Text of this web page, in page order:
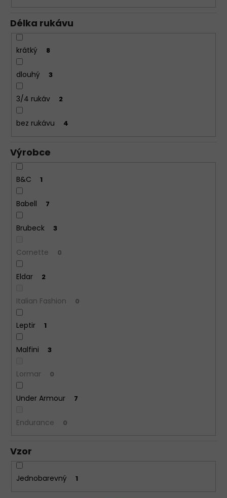
Délka rukávu
krátký 8
dlouhý 3
3/4 rukáv 2
bez rukávu 4
Výrobce
B&C 1
Babell 7
Brubeck 3
Cornette 0
Eldar 2
Italian Fashion 0
Leptir 1
Malfini 3
Lormar 0
Under Armour 7
Endurance 0
Vzor
Jednobarevný 1